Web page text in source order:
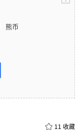
熊币
11 收藏